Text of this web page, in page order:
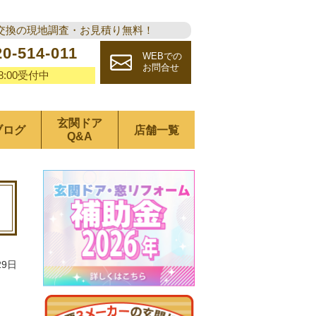
換の現地調査・お見積り無料！
514-011
受付中
WEBでの
お問合せ
ログ
玄関ドア
Q&A
店舗一覧
日